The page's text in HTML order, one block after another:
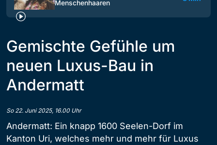
Menschenhaaren
Gemischte Gefühle um
neuen Luxus-Bau in
Andermatt
So 22. Juni 2025, 16.00 Uhr
Andermatt: Ein knapp 1600 Seelen-Dorf im
Kanton Uri, welches mehr und mehr für Luxus